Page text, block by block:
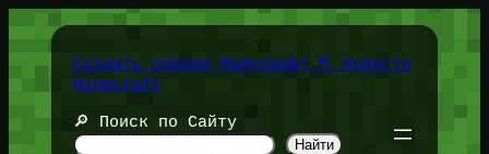
содержимомуСоздать сервер Майнкрафт ⛏️ Новости
Minecraft
🔎 Поиск по Сайту
Найти